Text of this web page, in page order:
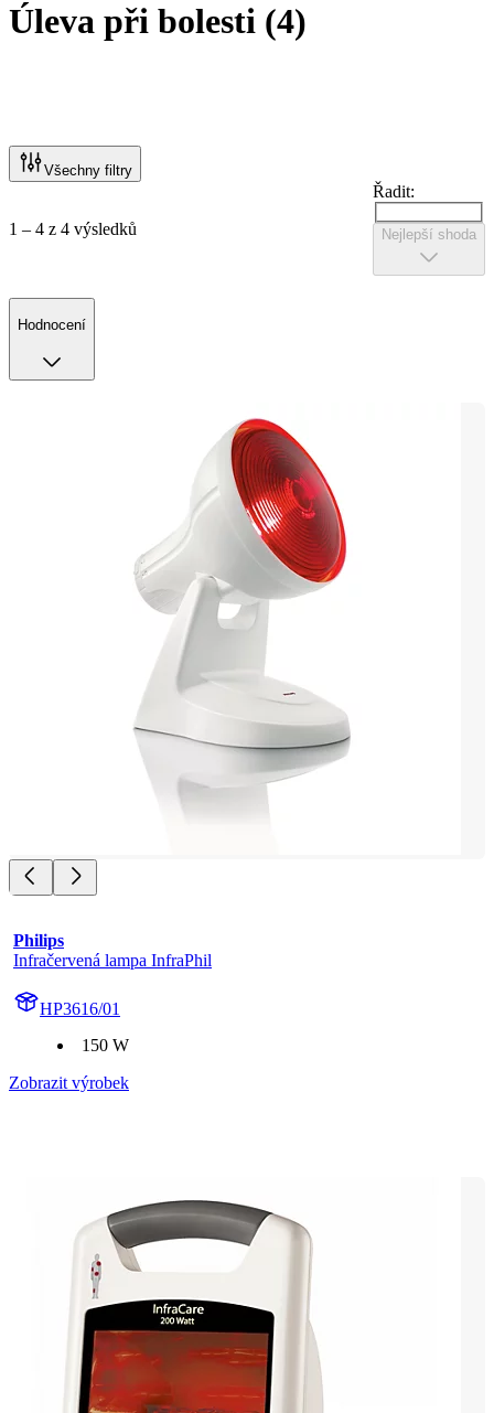
Úleva při bolesti (4)
Všechny filtry
1 – 4 z 4 výsledků
Řadit:
Nejlepší shoda
Hodnocení
Philips
Infračervená lampa InfraPhil
HP3616/01
150 W
Zobrazit výrobek